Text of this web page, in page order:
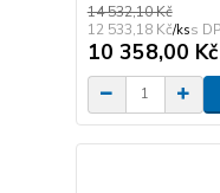
14 532,10 Kč
12 533,18 Kč/ks
10 358,00 Kč